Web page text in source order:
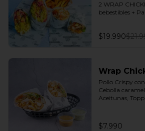
2 WRAP
bebestibles +
$19.990
Wrap
Pollo Crispy
Cebolla
Aceitunas,
$7.990